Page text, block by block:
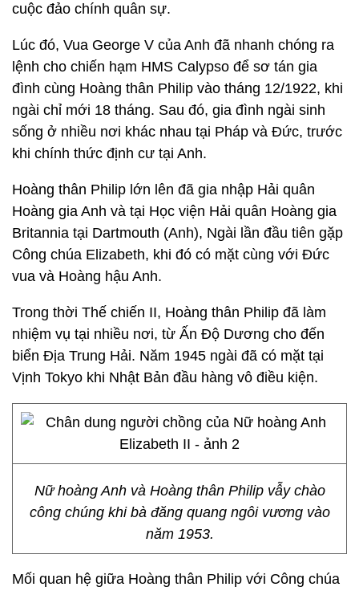
cuộc đảo chính quân sự.
Lúc đó, Vua George V của Anh đã nhanh chóng ra
lệnh cho chiến hạm HMS Calypso để sơ tán gia
đình cùng Hoàng thân Philip vào tháng 12/1922, khi
ngài chỉ mới 18 tháng. Sau đó, gia đình ngài sinh
sống ở nhiều nơi khác nhau tại Pháp và Đức, trước
khi chính thức định cư tại Anh.
Hoàng thân Philip lớn lên đã gia nhập Hải quân
Hoàng gia Anh và tại Học viện Hải quân Hoàng gia
Britannia tại Dartmouth (Anh), Ngài lần đầu tiên gặp
Công chúa Elizabeth, khi đó có mặt cùng với Đức
vua và Hoàng hậu Anh.
Trong thời Thế chiến II, Hoàng thân Philip đã làm
nhiệm vụ tại nhiều nơi, từ Ấn Độ Dương cho đến
biển Địa Trung Hải. Năm 1945 ngài đã có mặt tại
Vịnh Tokyo khi Nhật Bản đầu hàng vô điều kiện.
Nữ hoàng Anh và Hoàng thân Philip vẫy chào
công chúng khi bà đăng quang ngôi vương vào
năm 1953.
Mối quan hệ giữa Hoàng thân Philip với Công chúa